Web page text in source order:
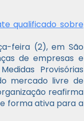
qualificado sobre
feira (2), em São
de empresas e
Provisórias
mercado livre de
reafirma
forma ativa para a